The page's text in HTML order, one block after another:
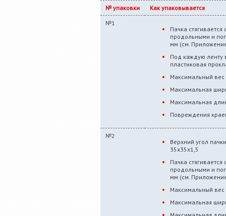
№ упаковки
Как упаковывается
№1
Пачка
продольными и
мм (см.
Под каждую ленту
пластиковая
Максимальный вес
Максимальная
Максимальная
Повреждения
№2
Верхний угол
35х35х1,5
Пачка
продольными и
мм (см.
Максимальный вес
Максимальная